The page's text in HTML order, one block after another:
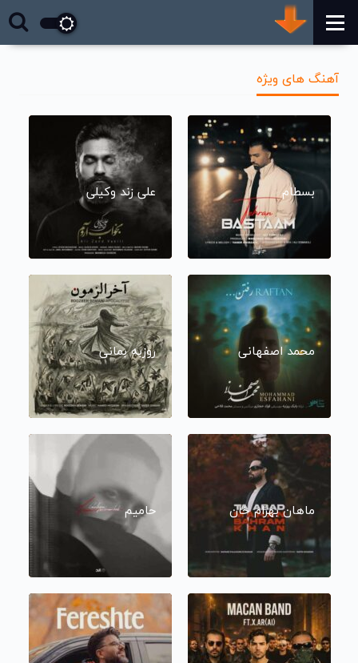
آهنگ های ویژه
بسطام علی زند وکیلی
محمد اصفهانی روزبه بمانی
ماهان بهرام خان حامیم